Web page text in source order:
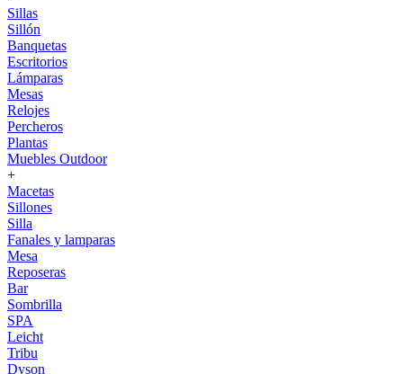
Sillas
Sillón
Banquetas
Escritorios
Lámparas
Mesas
Relojes
Percheros
Plantas
Muebles Outdoor
+
Macetas
Sillones
Silla
Fanales y lamparas
Mesa
Reposeras
Bar
Sombrilla
SPA
Leicht
Tribu
Dyson